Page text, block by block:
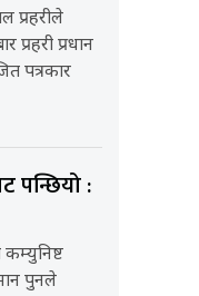
प्रहरीले
प्रहरी प्रधान
पत्रकार
पन्छियो :
कम्युनिष्ट
पुनले